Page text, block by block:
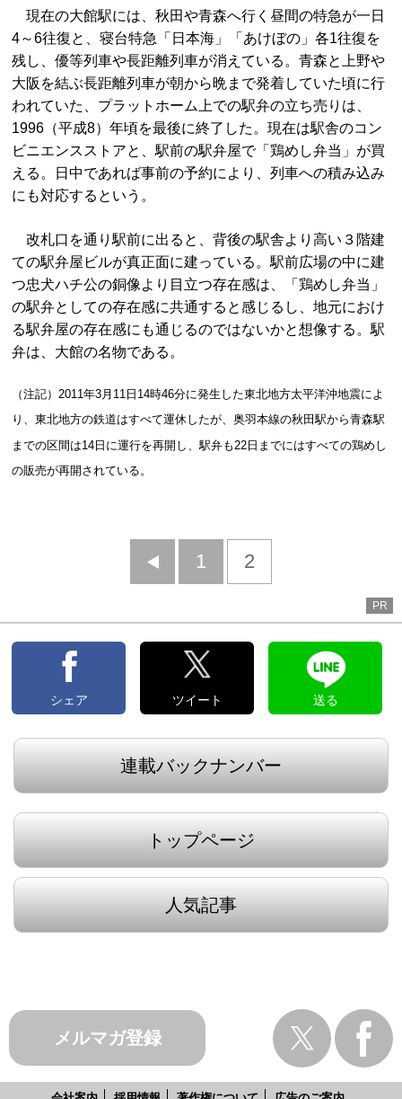
現在の大館駅には、秋田や青森へ行く昼間の特急が一日
4～6往復と、寝台特急「日本海」「あけぼの」各1往復を
残し、優等列車や長距離列車が消えている。青森と上野や
大阪を結ぶ長距離列車が朝から晩まで発着していた頃に行
われていた、プラットホーム上での駅弁の立ち売りは、
1996（平成8）年頃を最後に終了した。現在は駅舎のコン
ビニエンスストアと、駅前の駅弁屋で「鶏めし弁当」が買
える。日中であれば事前の予約により、列車への積み込み
にも対応するという。
改札口を通り駅前に出ると、背後の駅舎より高い３階建
ての駅弁屋ビルが真正面に建っている。駅前広場の中に建
つ忠犬ハチ公の銅像より目立つ存在感は、「鶏めし弁当」
の駅弁としての存在感に共通すると感じるし、地元におけ
る駅弁屋の存在感にも通じるのではないかと想像する。駅
弁は、大館の名物である。
（注記）2011年3月11日14時46分に発生した東北地方太平洋沖地震によ
り、東北地方の鉄道はすべて運休したが、奥羽本線の秋田駅から青森駅
までの区間は14日に運行を再開し、駅弁も22日までにはすべての鶏めし
の販売が再開されている。
前
1 2
PR
シェア ツイート 送る
連載バックナンバー
トップページ
人気記事
メルマガ登録